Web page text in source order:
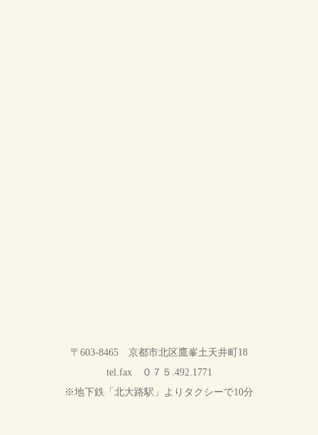
〒603-8465 京都市北区鷹峯土天井町18
tel.fax ０７５.492.1771
※地下鉄「北大路駅」よりタクシーで10分